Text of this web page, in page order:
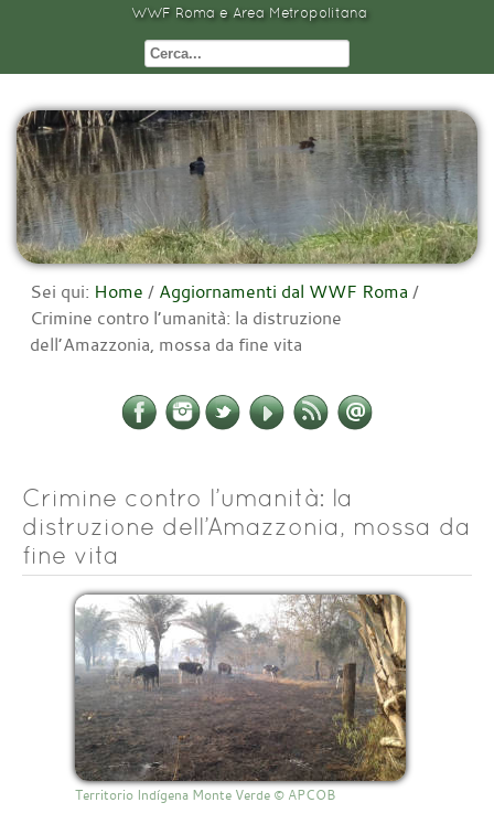
WWF Roma e Area Metropolitana
Sei qui: Home / Aggiornamenti dal WWF Roma /
Crimine contro l’umanità: la distruzione
dell’Amazzonia, mossa da fine vita
Crimine contro l’umanità: la
distruzione dell’Amazzonia, mossa da
fine vita
Territorio Indígena Monte Verde © APCOB